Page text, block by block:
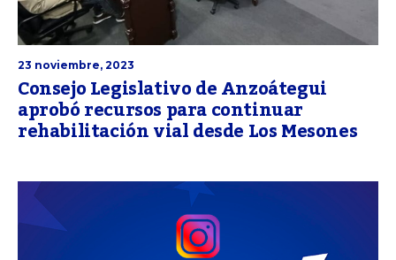
23 noviembre, 2023
Consejo Legislativo de Anzoátegui
aprobó recursos para continuar
rehabilitación vial desde Los Mesones